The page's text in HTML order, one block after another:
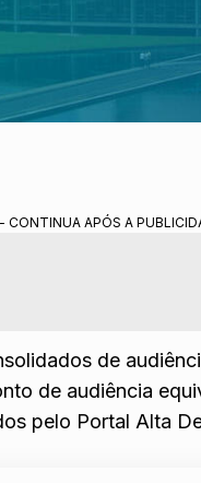
CONTINUA APÓS A
de
de audiência
pelo Portal Alta